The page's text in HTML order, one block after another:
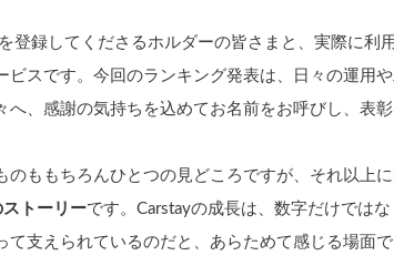
登録してくださるホルダーの皆さまと、実際に利
ビスです。今回のランキング発表は、日々の運用
へ、感謝の気持ちを込めてお名前をお呼びし、表
のももちろんひとつの見どころですが、それ以上に
トーリーです。Carstayの成長は、数字だけでは
て支えられているのだと、あらためて感じる場面で